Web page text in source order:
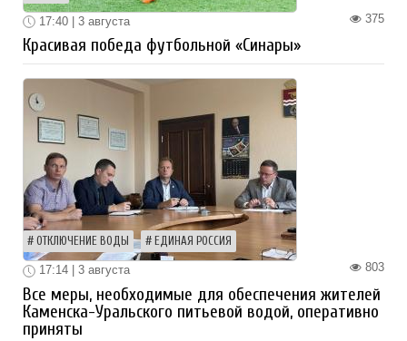
375
17:40 | 3 августа
Красивая победа футбольной «Синары»
ОТКЛЮЧЕНИЕ ВОДЫ ЕДИНАЯ РОССИЯ
803
17:14 | 3 августа
Все меры, необходимые для обеспечения жителей
Каменска-Уральского питьевой водой, оперативно
приняты